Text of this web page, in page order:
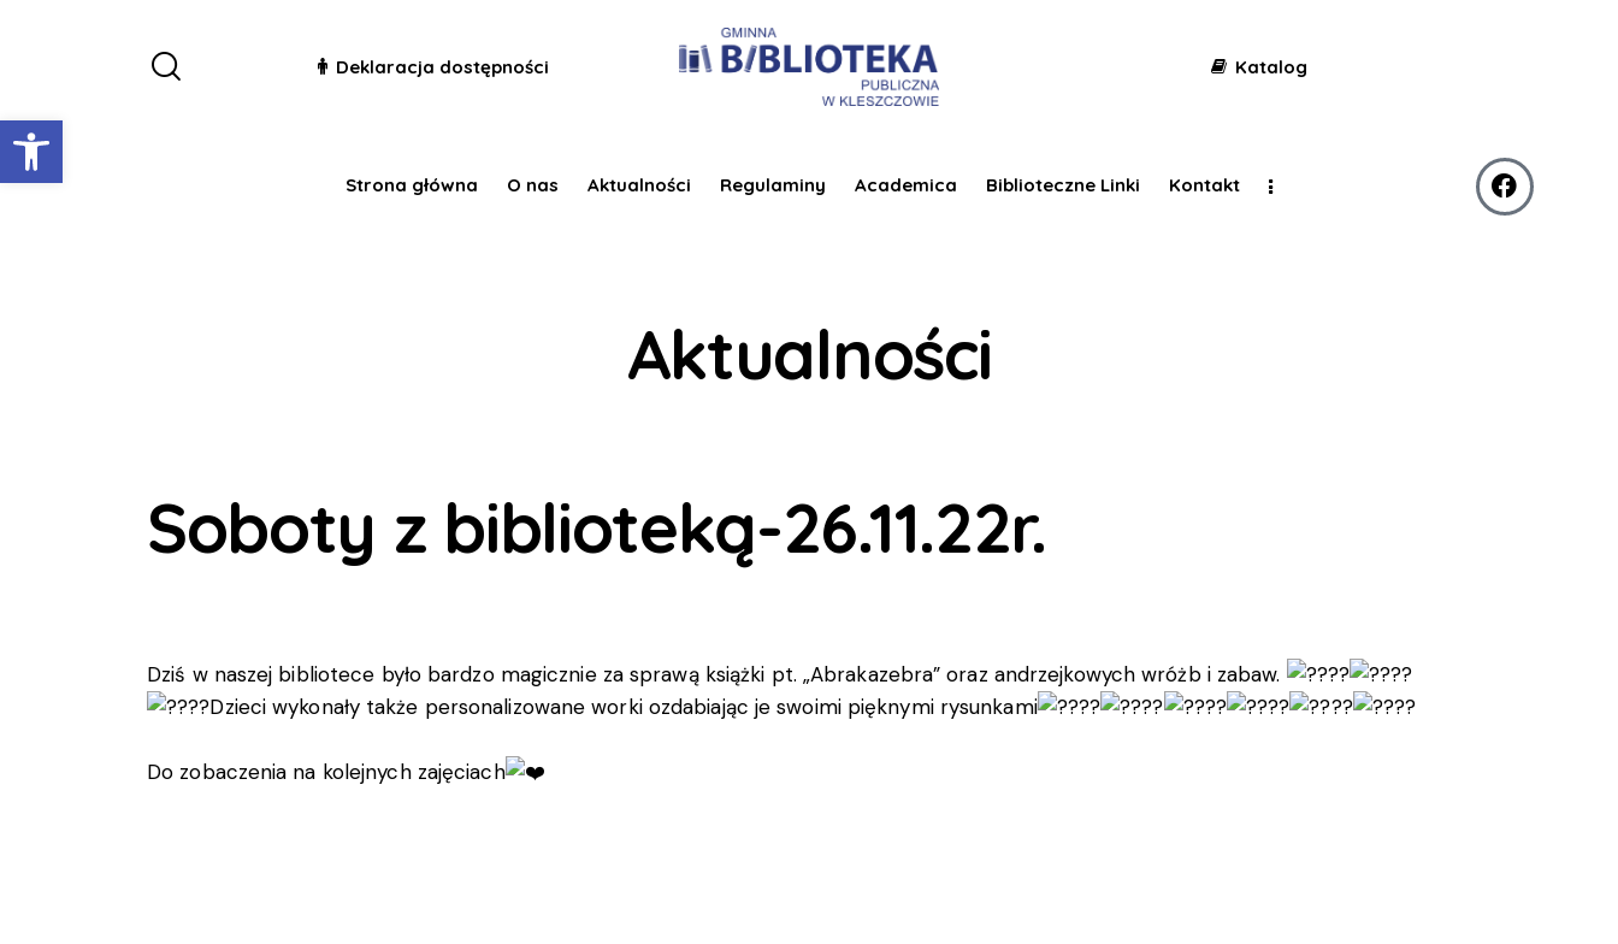
Otwórz pasek narzędzi
Deklaracja dostępności Katalog
Strona główna O nas Aktualności Regulaminy Academica Biblioteczne Linki Kontakt
Aktualności
Soboty z biblioteką-26.11.22r.
Dziś w naszej bibliotece było bardzo magicznie za sprawą książki pt. „Abrakazebra” oraz andrzejkowych wróżb i zabaw.
Dzieci wykonały także personalizowane worki ozdabiając je swoimi pięknymi rysunkami
Do zobaczenia na kolejnych zajęciach